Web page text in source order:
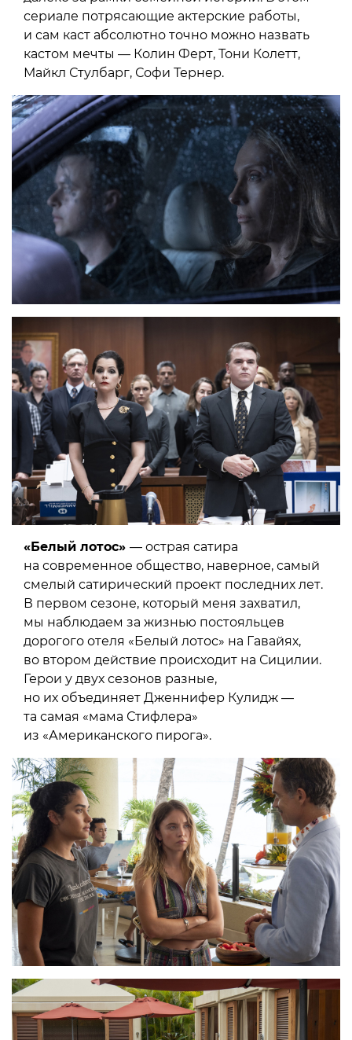
сериале потрясающие актерские работы,
и сам каст абсолютно точно можно назвать
кастом мечты — Колин Ферт, Тони Колетт,
Майкл Стулбарг, Софи Тернер.
«Белый лотос» — острая сатира
на современное общество, наверное, самый
смелый сатирический проект последних лет.
В первом сезоне, который меня захватил,
мы наблюдаем за жизнью постояльцев
дорогого отеля «Белый лотос» на Гавайях,
во втором действие происходит на Сицилии.
Герои у двух сезонов разные,
но их объединяет Дженнифер Кулидж —
та самая «мама Стифлера»
из «Американского пирога».